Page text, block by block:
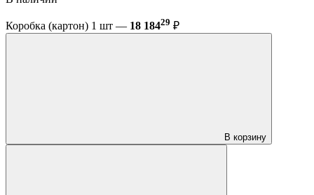
Коробка (картон) 1 шт — 18 18429 ₽
В корзину